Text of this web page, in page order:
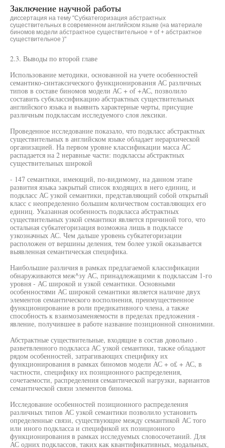
Заключение научной работы
диссертация на тему "Субкатегоризация абстрактных
существительных в современном английском языке (на материале
биномов модели абстрактное существительное + of + абстрактное
существительное )"
2.3. Выводы по второй главе
Использование методики, основанной на учете особенностей
семантико-синтаксического функционирования АС различных
типов в составе биномов модели АС + of +АС, позволило
составить субклассификацию абстрактных существительных
английского языка и выявить характерные черты, присущие
различным подклассам исследуемого слоя лексики.
Проведенное исследование показало, что подкласс абстрактных
существительных в английском языке обладает иерархической
организацией. На первом уровне классификации масса АС
распадается на 2 неравные части: подклассы абстрактных
существительных широкой
- 147 семантики, имеющий, по-видимому, на данном этапе
развития языка закрытый список входящих в него единиц, и
подкласс АС узкой семантики, представляющий собой открытый
класс с неопределенно большим количеством составляющих его
единиц. Указанная особенность подкласса абстрактных
существительных узкой семантики является причиной того, что
остальная субкатегоризация возможна лишь в подклассе
узкозначных АС. Чем дальше уровень субкатегоризации
расположен от вершины деления, тем более узкой оказывается
выявленная семантическая специфика.
Наибольшие различия в рамках предлагаемой классификации
обнаруживаются меж^зу АС, принадлежащими к подклассам 1-го
уровня - АС широкой и узкой семантики. Основными
особенностями АС широкой семантики является наличие двух
элементов семантического восполнения, преимущественное
функционирование в роли предикативного члена, а также
способность к взаимозаменяемости в пределах предложения -
явление, получившее в работе название позиционной синонимии.
Абстрактные существительные, входящие в состав довольно .
разветвленного подкласса АС узкой семантики, также обладают
рядом особенностей, затрагивающих специфику их
функционирования в рамках биномов модели АС + о£ + АС, в
частности, специфику их позиционного распределения,
сочетаемости, распределения семантической нагрузки, вариантов
семантической связи элементов бинома.
Исследование особенностей позиционного распределения
различных типов АС узкой семантики позволило установить
определенные связи, существующие между семантикой АС того
или иного подкласса и спецификой их позиционного
функционирования в рамках исследуемых словосочетаний. Для
АС одних подклассов, таких как квантификативных, модальных,